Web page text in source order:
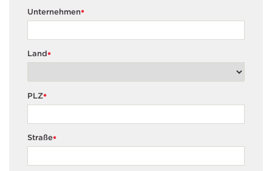
*
Unternehmen
*
Land
*
PLZ
*
Straße